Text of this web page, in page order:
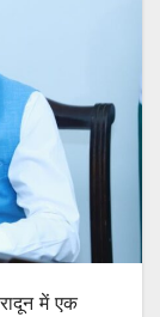
में एक